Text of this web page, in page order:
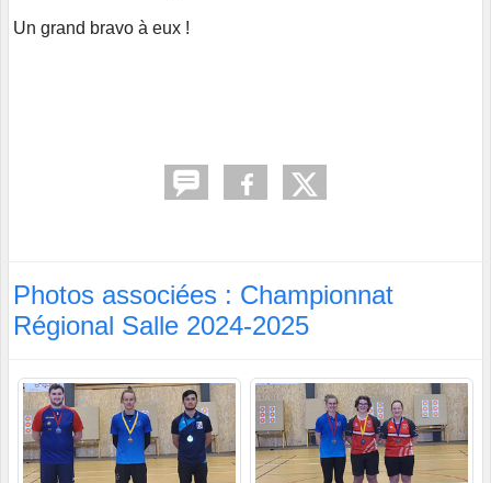
Un grand bravo à eux !
Photos associées : Championnat
Régional Salle 2024-2025